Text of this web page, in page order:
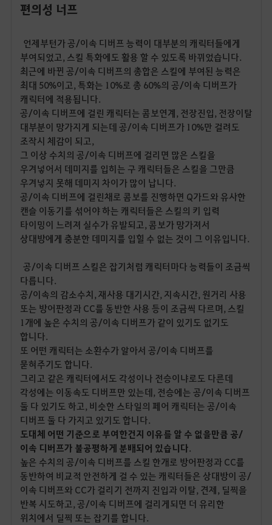
편의성 너프
언제부턴가 공/이속 디버프 능력이 대부분의 캐릭터들에게
부여되었고, 스킬 특화에도 활용 할 수 있도록 바뀌었습니다.
최근에 바뀐 공/이속 디버프의 총합은 스킬에 부여된 능력은
최대 50%이고, 특화는 10%로 총 60%의 공/이속 디버프가
캐릭터에 적용됩니다.
공/이속 디버프에 걸린 캐릭터는 콤보연계, 전장진입, 전장이탈
대부분이 망가지게 되는데 공/이속 디버프가 10%만 걸려도
조작시 체감이 되고,
그 이상 수치의 공/이속 디버프에 걸리면 많은 스킬을
우겨넣어서 데미지를 입히는 구 캐릭터들은 스킬을 그만큼
우겨넣지 못해 데미지 차이가 많이 납니다.
공/이속 디버프에 걸린채로 콤보를 진행하면 Q가드와 유사한
캔슬 이동기를 섞어야 하는 캐릭터들은 스킬의 키 입력
타이밍이 느려져 실수가 유발되고, 콤보가 망가져서
상대방에게 충분한 데미지를 입힐 수 없는 것이 그 이유입니다.
공/이속 디버프 스킬은 잡기처럼 캐릭터마다 능력들이 조금씩
다릅니다.
공/이속의 감소수치, 재사용 대기시간, 지속시간, 원거리 사용
또는 방어판정과 CC를 동반한 사용 등이 조금씩 다르며, 스킬
1개에 높은 수치의 공/이속 디버프가 같이 있기도 없기도
합니다.
또 어떤 캐릭터는 소환수가 알아서 공/이속 디버프를
묻혀주기도 합니다.
그리고 같은 캐릭터에서도 각성이나 전승이냐로도 다른데
각성에는 이동속도 디버프만 있는데, 전승에는 공/이속 디버프
둘 다 있기도 하고, 비슷한 스타일의 페어 캐릭터는 공/이속
디버프 둘 다 가지고 있기도 합니다.
도대체 어떤 기준으로 부여한건지 이유를 알 수 없을만큼 공/
이속 디버프가 불공평하게 분배되어 있습니다.
높은 수치의 공/이속 디버프를 스킬 한개로 방어판정과 CC를
동반하여 비교적 안전하게 걸 수 있는 캐릭터들은 상대방이 공/
이속 디버프와 CC가 걸리기 전까지 진입과 이탈, 견제, 딜찍을
반복 시도하고, 공/이속 디버프에 걸리게되면 더 유리한
위치에서 딜찍 또는 잡기를 합니다.